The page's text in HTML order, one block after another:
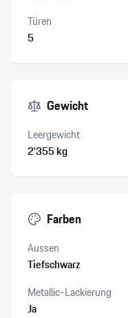
Türen
5
Gewicht
Leergewicht
2’355 kg
Farben
Aussen
Tiefschwarz
Metallic-Lackierung
Ja